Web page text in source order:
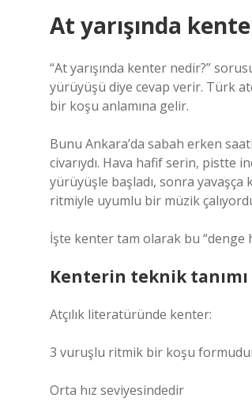
At yarışında
“At yarışında kenter nedir?”
yürüyüşü diye cevap verir. Türk
bir koşu anlamına gelir.
Bunu Ankara’da sabah erken
civarıydı. Hava hafif serin, pistte
yürüyüşle başladı, sonra
ritmiyle uyumlu bir müzik
İşte kenter tam olarak bu “denge
Kenterin teknik tanımı
Atçılık literatüründe kenter:
3 vuruşlu ritmik bir koşu
Orta hız seviyesindedir